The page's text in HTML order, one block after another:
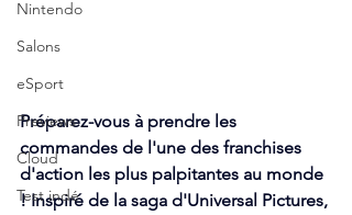
Nintendo
Salons
eSport
Previews
Cloud
Test indé
Préparez-vous à prendre les
commandes de l'une des franchises
d'action les plus palpitantes au monde
! Inspiré de la saga d'Universal Pictures,